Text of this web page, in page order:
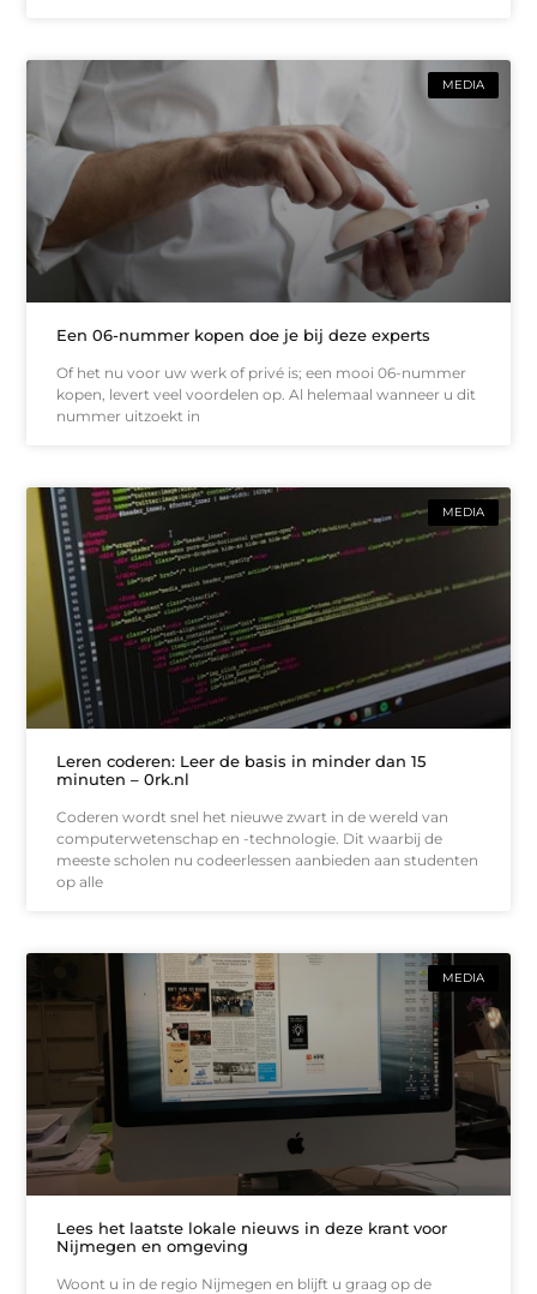
MEDIA
Een 06-nummer kopen doe je bij deze experts
Of het nu voor uw werk of privé is; een mooi 06-nummer
kopen, levert veel voordelen op. Al helemaal wanneer u dit
nummer uitzoekt in
MEDIA
Leren coderen: Leer de basis in minder dan 15
minuten – 0rk.nl
Coderen wordt snel het nieuwe zwart in de wereld van
computerwetenschap en -technologie. Dit waarbij de
meeste scholen nu codeerlessen aanbieden aan studenten
op alle
MEDIA
Lees het laatste lokale nieuws in deze krant voor
Nijmegen en omgeving
Woont u in de regio Nijmegen en blijft u graag op de